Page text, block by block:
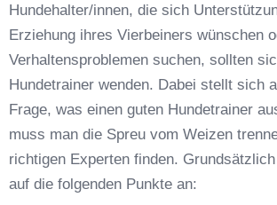
Anschrift
Hundehalter/innen, die sich
Erziehung ihres Vierbeiners wünschen
Verhaltensproblemen suchen, sollten
Hundetrainer wenden. Dabei stellt sich
Frage, was einen guten Hundetrainer
muss man die Spreu vom Weizen
richtigen Experten finden.
auf die folgenden Punkte an: